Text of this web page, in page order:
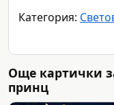
Категория:
Още картички
принц